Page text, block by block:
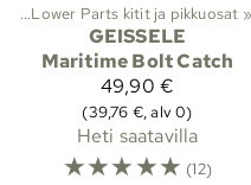
‪» Lower Parts kitit ja pikkuosat ‪»
GEISSELE
Maritime Bolt Catch
49,90 €
(39,76 €, alv 0)
Heti saatavilla
☆☆☆☆☆ (12)
‪» Aseiden osat ‪»